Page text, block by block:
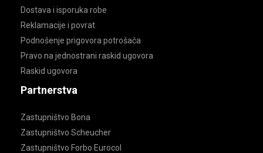
Dostava i isporuka robe
Reklamacije i povrat
Podnošenje prigovora potrošača
Pravo na jednostrani raskid ugovora
Raskid ugovora
Partnerstva
Zastupništvo Bona
Zastupništvo Scheucher
Zastupništvo Forbo Eurocol